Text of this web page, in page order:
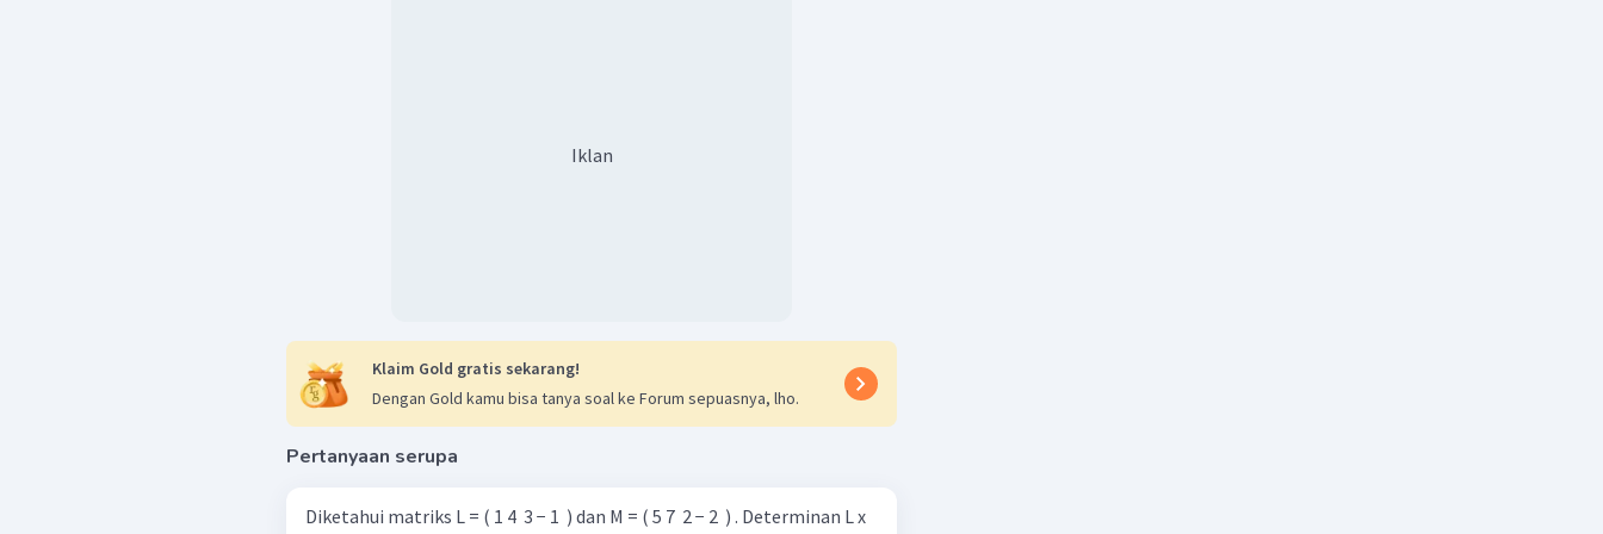
Maka,
Iklan
Klaim Gold gratis sekarang!
Dengan Gold kamu bisa tanya soal ke Forum sepuasnya, lho.
Pertanyaan serupa
Diketahui matriks L = ( 1 4 ​ 3 − 1 ​ ) dan M = ( 5 7 ​ 2 − 2 ​ ) . Determinan L x